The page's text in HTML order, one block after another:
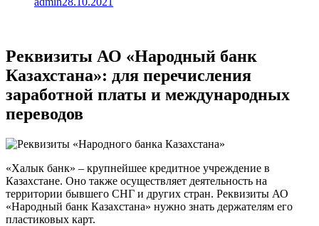
Реквизиты АО «Народный банк
Казахстана»: для перечисления
заработной платы и международных
переводов
«Халык банк» – крупнейшее кредитное учреждение в
Казахстане. Оно также осуществляет деятельность на
территории бывшего СНГ и других стран. Реквизиты АО
«Народный банк Казахстана» нужно знать держателям его
пластиковых карт.